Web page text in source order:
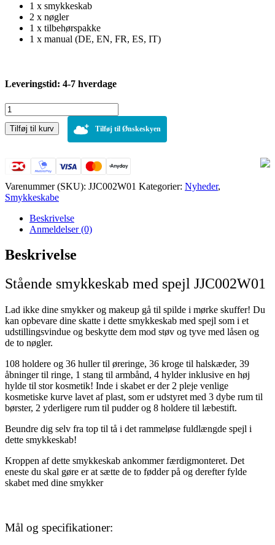
1 x smykkeskab
2 x nøgler
1 x tilbehørspakke
1 x manual (DE, EN, FR, ES, IT)
Leveringstid: 4-7 hverdage
Stående
smykkeskab
med
Tilføj til kurv Tilføj til Ønskeskyen
Varenummer (SKU): JJC002W01 Kategorier: Nyheder,
Smykkeskabe
Beskrivelse
Anmeldelser (0)
Beskrivelse
Stående smykkeskab med spejl JJC002W01
Lad ikke dine smykker og makeup gå til spilde i mørke skuffer! Du
kan opbevare dine skatte i dette smykkeskab med spejl som i et
udstillingsvindue og beskytte dem mod støv og tyve med låsen og
de to nøgler.
108 holdere og 36 huller til øreringe, 36 kroge til halskæder, 39
åbninger til ringe, 1 stang til armbånd, 4 hylder inklusive en høj
hylde til stor kosmetik! Inde i skabet er der 2 pleje venlige
kosmetiske kurve lavet af plast, som er udstyret med 3 dybe rum til
børster, 2 yderligere rum til pudder og 8 holdere til læbestift.
Beundre dig selv fra top til tå i det rammeløse fuldlængde spejl i
dette smykkeskab!
Kroppen af ​​dette smykkeskab ankommer færdigmonteret. Det
eneste du skal gøre er at sætte de to fødder på og derefter fylde
skabet med dine smykker
Mål og specifikationer: